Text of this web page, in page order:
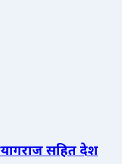
सहित देश